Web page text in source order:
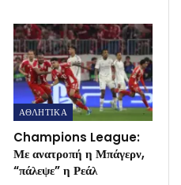
ΑΘΛΗΤΙΚΑ
Champions League:
Με ανατροπή η Μπάγερν,
“πάλεψε” η Ρεάλ